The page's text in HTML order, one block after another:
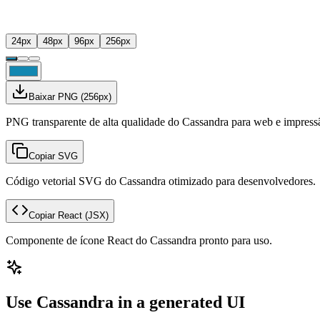
24px 48px 96px 256px
Baixar PNG (256px)
PNG transparente de alta qualidade do Cassandra para web e
Copiar SVG
Código vetorial SVG do Cassandra otimizado para desenvolvedores.
Copiar React (JSX)
Componente de ícone React do Cassandra pronto para uso.
Use Cassandra in a generated UI